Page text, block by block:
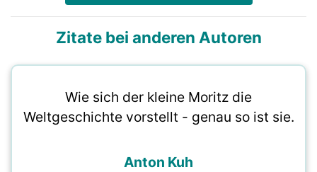
Zitate bei anderen Autoren
Wie sich der kleine Moritz die
Weltgeschichte vorstellt - genau so ist sie.
Anton Kuh